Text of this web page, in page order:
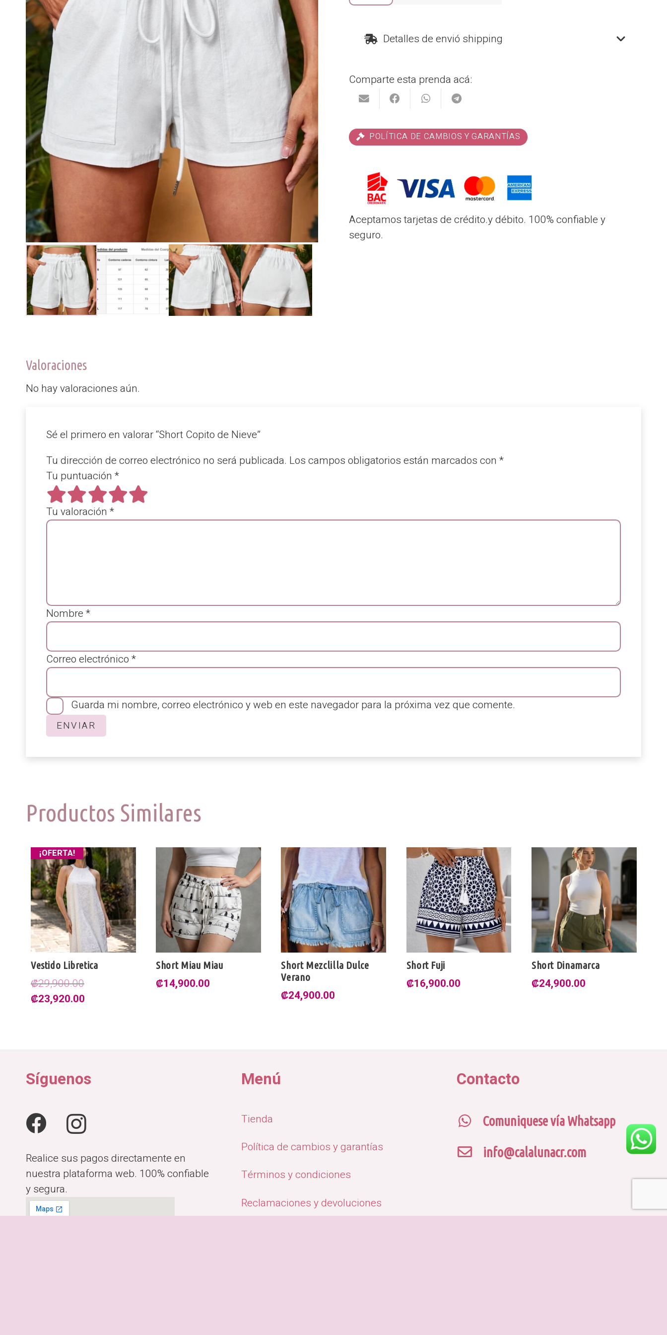
cantidadDetalles de envió shipping
Comparte esta prenda acá:
POLÍTICA DE CAMBIOS Y GARANTÍAS
Aceptamos tarjetas de crédito.y débito. 100% confiable y
seguro.
Valoraciones
No hay valoraciones aún.
Sé el primero en valorar “Short Copito de Nieve”
Tu dirección de correo electrónico no será publicada. Los campos obligatorios están marcados con*
Tu puntuación*
Tu valoración*
Nombre*
Correo electrónico*
Guarda mi nombre, correo electrónico y web en este navegador para la próxima vez que comente.
Productos Similares
¡OFERTA!
Vestido Libretica
₡29,900.00
El
₡23,920.00El
Short Miau Miau
₡14,900.00
Short Mezclilla Dulce
Verano
₡24,900.00
Short Fuji
₡16,900.00
Short Dinamarca
₡24,900.00
Síguenos
Realice sus pagos directamente en
nuestra plataforma web. 100% confiable
y segura.
Menú
Tienda
Política de cambios y garantías
Términos y condiciones
Reclamaciones y devoluciones
Contacto
Comuniquese vía Whatsapp
info@calalunacr.com